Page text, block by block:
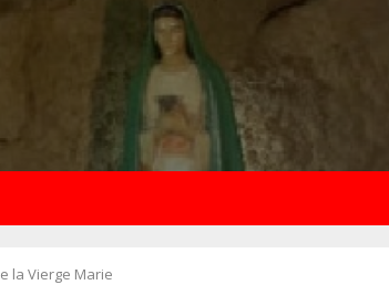
la Vierge Marie